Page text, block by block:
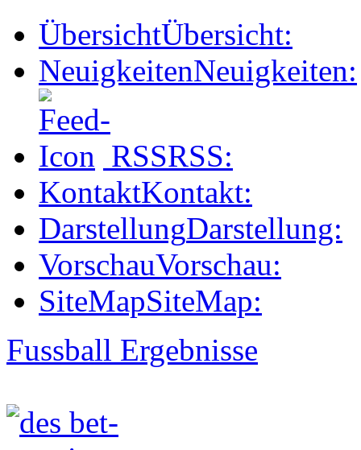
ÜbersichtÜbersicht:
NeuigkeitenNeuigkeiten:
RSSRSS:
KontaktKontakt:
DarstellungDarstellung:
VorschauVorschau:
SiteMapSiteMap:
Fussball Ergebnisse